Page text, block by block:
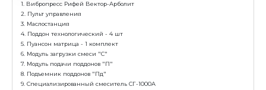
Характеристика:
Размер формовочного поля: 610х500 мм
Размер технологического поддона: 660х550х24 мм
Высота формуемых изделий: 30-200 мм
Установленная мощность: 22,4 кВт
Масса: 3 052 кг